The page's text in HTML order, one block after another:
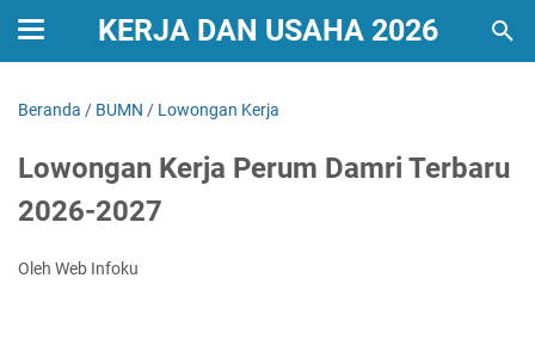
KERJA DAN USAHA 2026
Beranda / BUMN / Lowongan Kerja
Lowongan Kerja Perum Damri Terbaru
2026-2027
Oleh Web Infoku